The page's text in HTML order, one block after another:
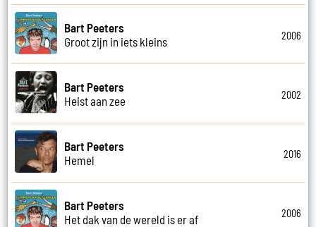
Bart Peeters
Groot zijn in iets kleins
2006
Bart Peeters
Heist aan zee
2002
Bart Peeters
Hemel
2016
Bart Peeters
Het dak van de wereld is er af
2006